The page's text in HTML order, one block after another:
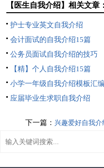
【医生自我介绍】相关文章：
护士专业英文自我介绍
会计面试的自我介绍15篇
公务员面试自我介绍的技巧
【精】个人自我介绍15篇
小学一年级自我介绍模板汇编
八篇
应届毕业生求职自我介绍
下一篇： 兴趣爱好自我介